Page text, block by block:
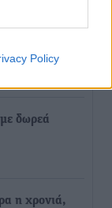
Policy
δωρεά
η χρονιά,